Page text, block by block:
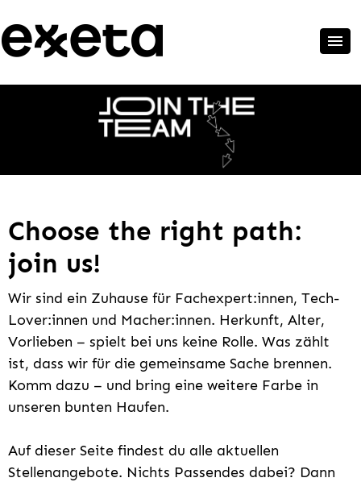
Choose the right path:
join us!
Wir sind ein Zuhause für Fachexpert:innen, Tech-
Lover:innen und Macher:innen. Herkunft, Alter,
Vorlieben – spielt bei uns keine Rolle. Was zählt
ist, dass wir für die gemeinsame Sache brennen.
Komm dazu – und bring eine weitere Farbe in
unseren bunten Haufen.
Auf dieser Seite findest du alle aktuellen
Stellenangebote. Nichts Passendes dabei? Dann